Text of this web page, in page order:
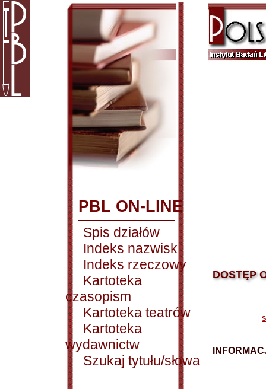
PBL ON-LINE
Spis działów
Indeks nazwisk
Indeks rzeczowy
Kartoteka
czasopism
Kartoteka teatrów
Kartoteka
wydawnictw
Szukaj tytułu/słowa
DOSTĘP
|